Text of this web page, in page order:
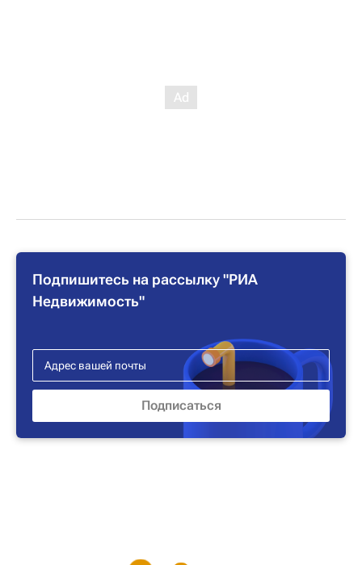
Подпишитесь на рассылку "РИА
Недвижимость"